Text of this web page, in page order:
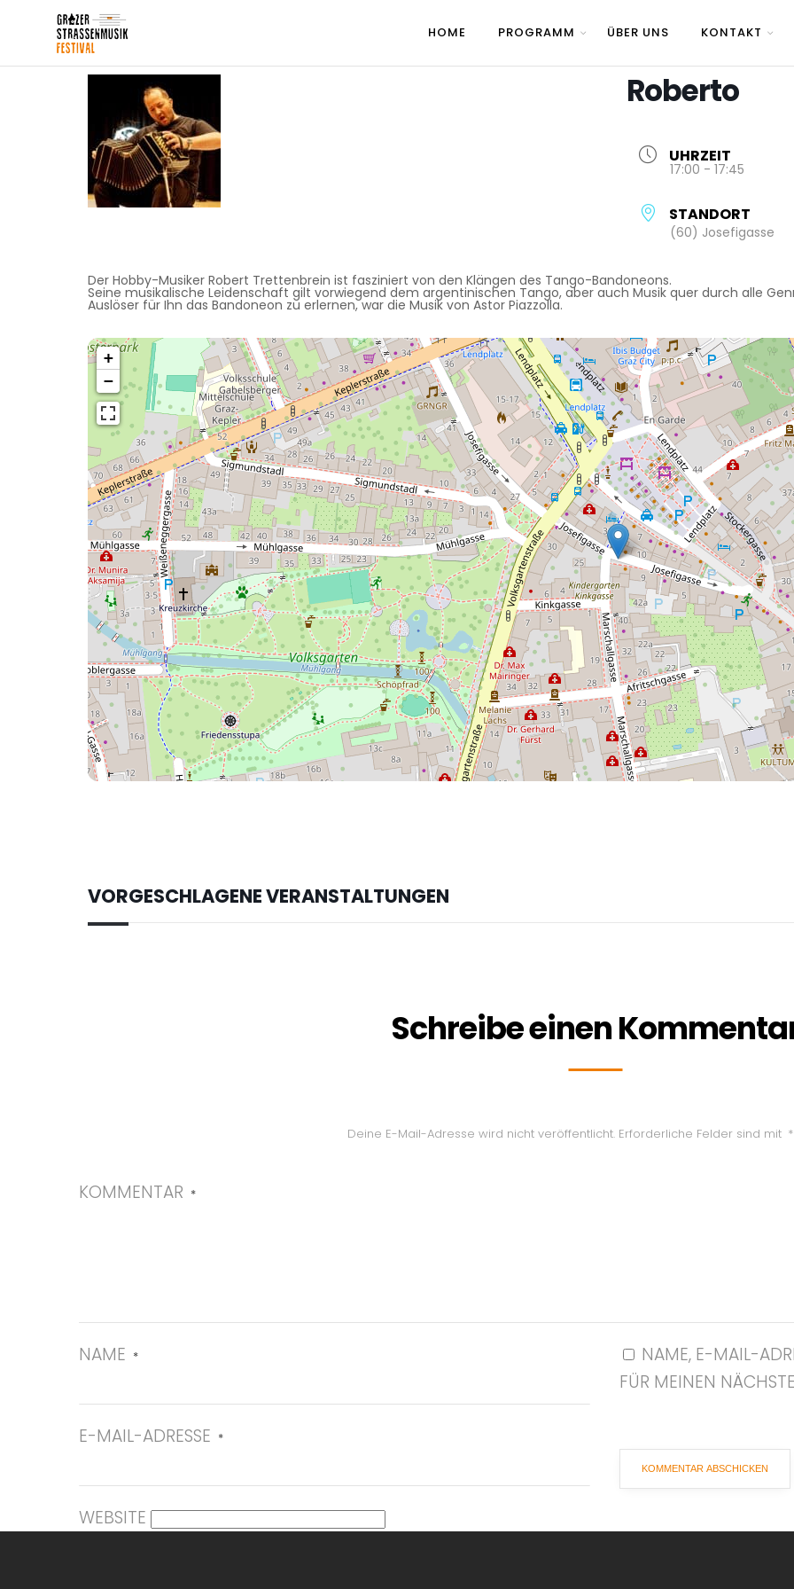
HOME PROGRAMM ÜBER UNS KONTAKT
Roberto
UHRZEIT
17:00 - 17:45
STANDORT
(60) Josefigasse
Der Hobby-Musiker Robert Trettenbrein ist fasziniert von den Klängen des Tango-Bandoneons.
Seine musikalische Leidenschaft gilt vorwiegend dem argentinischen Tango, aber auch Musik quer durch alle
Auslöser für Ihn das Bandoneon zu erlernen, war die Musik von Astor Piazzolla.
+
−
VORGESCHLAGENE VERANSTALTUNGEN
Schreibe einen
Deine E-Mail-Adresse wird nicht veröffentlicht. Erforderliche Felder sind mit *
KOMMENTAR *
NAME *
E-MAIL-ADRESSE *
WEBSITE
NAME, E-MAIL-
FÜR MEINEN